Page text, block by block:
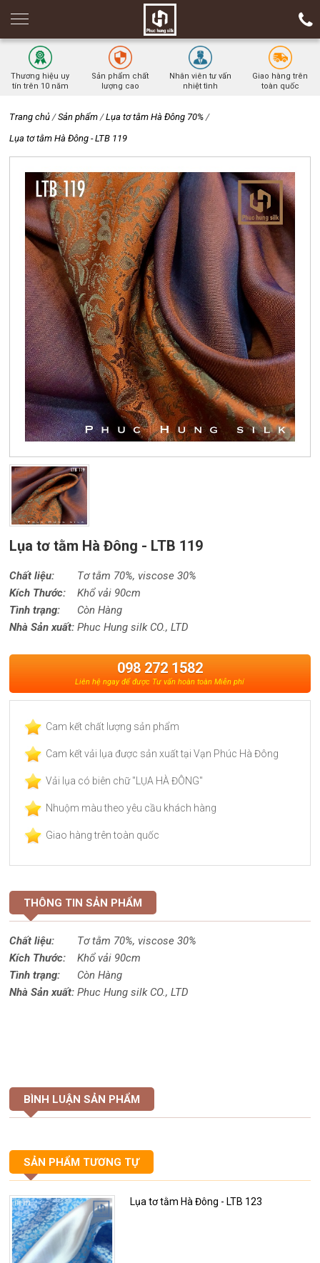
Thương hiệu uy
tín trên 10 năm
Sản phẩm chất
lượng cao
Nhân viên tư vấn
nhiệt tình
Giao hàng trên
toàn quốc
Trang chủ / Sản phẩm / Lụa tơ tằm Hà Đông 70% /
Lụa tơ tằm Hà Đông - LTB 119
Lụa tơ tằm Hà Đông - LTB 119
Chất liệu: Tơ tằm 70%, viscose30%
Kích Thước: Khổ vải 90cm
Tình trạng: Còn Hàng
Nhà Sản xuất: Phuc Hung silk CO., LTD
098 272 1582
Liên hệ ngay để được Tư vấn hoàn toàn Miễn phí
Cam kết chất lượng sản phẩm
Cam kết vải lụa được sản xuất tại Vạn Phúc Hà Đông
Vải lụa có biên chữ "LỤA HÀ ĐÔNG"
Nhuộm màu theo yêu cầu khách hàng
Giao hàng trên toàn quốc
THÔNG TIN SẢN PHẨM
Chất liệu: Tơ tằm 70%, viscose30%
Kích Thước: Khổ vải 90cm
Tình trạng: Còn Hàng
Nhà Sản xuất: Phuc Hung silk CO., LTD
BÌNH LUẬN SẢN PHẨM
SẢN PHẨM TƯƠNG TỰ
Lụa tơ tằm Hà Đông - LTB 123